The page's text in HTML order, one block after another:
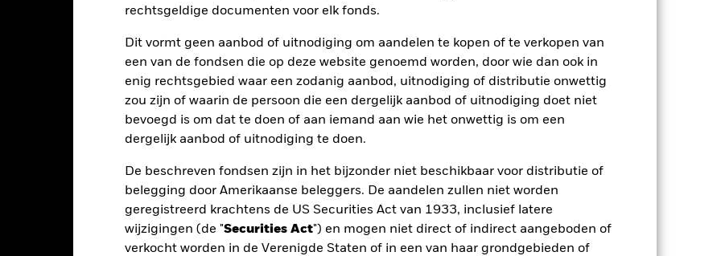
rechtsgeldige documenten voor elk fonds.
Dit vormt geen aanbod of uitnodiging om aandelen te kopen of te verkopen van
een van de fondsen die op deze website genoemd worden, door wie dan ook in
enig rechtsgebied waar een zodanig aanbod, uitnodiging of distributie onwettig
zou zijn of waarin de persoon die een dergelijk aanbod of uitnodiging doet niet
bevoegd is om dat te doen of aan iemand aan wie het onwettig is om een
dergelijk aanbod of uitnodiging te doen.
De beschreven fondsen zijn in het bijzonder niet beschikbaar voor distributie of
belegging door Amerikaanse beleggers. De aandelen zullen niet worden
geregistreerd krachtens de US Securities Act van 1933, inclusief latere
wijzigingen (de "Securities Act") en mogen niet direct of indirect aangeboden of
verkocht worden in de Verenigde Staten of in een van haar grondgebieden of
Totaalrendement (%) Beperkende benchmark 1 (%) Beperkende benchmark 2 (%)
2021
2022 2023 2024 2025
35,3
Beperkende benchmark 1 (%) USD 34,6
rendement is weergegeven na aftrek van de lopende kosten. Instap-/uitstapvergoedingen worden niet in
genomen bij de berekening.
getoonde cijfers hebben betrekking op de prestaties in het verleden.In het verleden behaalde resultaten
geen betrouwbare indicator voor toekomstige resultaten. Markten kunnen zich in de toekomst heel
ontwikkelen. Het kan u helpen om te beoordelen hoe het fonds in het verleden werd beheerd